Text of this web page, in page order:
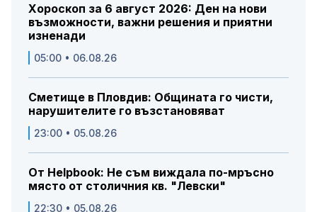
Хороскоп за 6 август 2026: Ден на нови
възможности, важни решения и приятни
изненади
05:00 • 06.08.26
Сметище в Пловдив: Общината го чисти,
нарушителите го възстановяват
23:00 • 05.08.26
От Helpbook: Не съм виждала по-мръсно
място от столичния кв. "Левски"
22:30 • 05.08.26